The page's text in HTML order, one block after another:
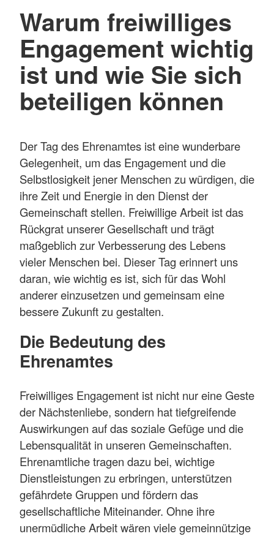
Warum freiwilliges
Engagement wichtig
ist und wie Sie sich
beteiligen können
Der Tag des Ehrenamtes ist eine wunderbare
Gelegenheit, um das Engagement und die
Selbstlosigkeit jener Menschen zu würdigen, die
ihre Zeit und Energie in den Dienst der
Gemeinschaft stellen. Freiwillige Arbeit ist das
Rückgrat unserer Gesellschaft und trägt
maßgeblich zur Verbesserung des Lebens
vieler Menschen bei. Dieser Tag erinnert uns
daran, wie wichtig es ist, sich für das Wohl
anderer einzusetzen und gemeinsam eine
bessere Zukunft zu gestalten.
Die Bedeutung des
Ehrenamtes
Freiwilliges Engagement ist nicht nur eine Geste
der Nächstenliebe, sondern hat tiefgreifende
Auswirkungen auf das soziale Gefüge und die
Lebensqualität in unseren Gemeinschaften.
Ehrenamtliche tragen dazu bei, wichtige
Dienstleistungen zu erbringen, unterstützen
gefährdete Gruppen und fördern das
gesellschaftliche Miteinander. Ohne ihre
unermüdliche Arbeit wären viele gemeinnützige